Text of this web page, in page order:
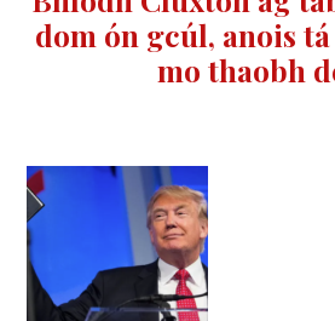
dom ón gcúl, anois
mo thaobh